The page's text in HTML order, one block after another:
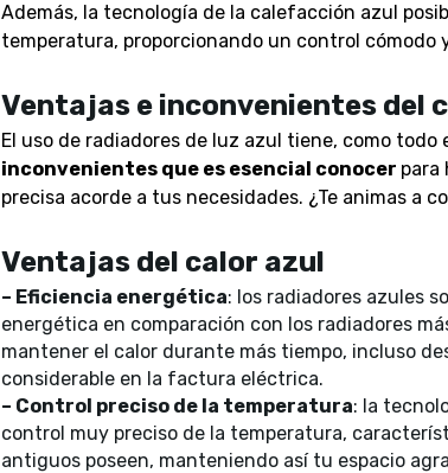
Además, la tecnología de la calefacción azul
temperatura, proporcionando un control cómodo
Ventajas e inconvenientes del
El uso de radiadores de luz azul tiene, como todo
inconvenientes que es esencial conocer para
precisa acorde a tus necesidades. ¿Te animas a
Ventajas del calor azul
– Eficiencia energética: los radiadores azules
energética en comparación con los radiadores
mantener el calor durante más tiempo, incluso
considerable en la factura eléctrica.
– Control preciso de la temperatura: la
control muy preciso de la temperatura,
antiguos poseen, manteniendo así tu espacio